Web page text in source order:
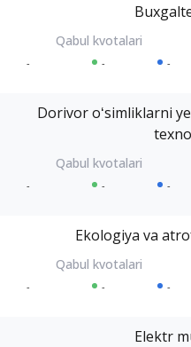
- - -
Dorivor oʻsimliklarni
- - -
Ekologiya va
- - -
Elektr